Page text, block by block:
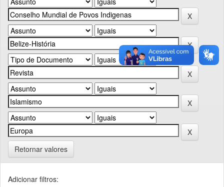
Retornar valores
Adicionar filtros: